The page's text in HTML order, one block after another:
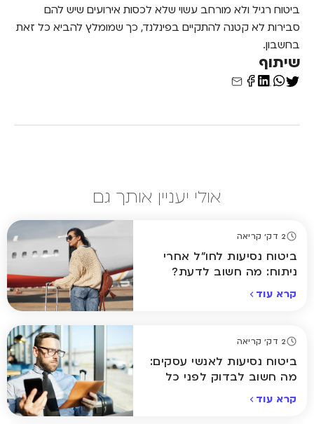
ביטוח רגיל ולא מורחב עשוי שלא לכסות אירועים שיש להם
סבירות לא קטנה להתקיים בפינלנד, כך שמומלץ להביא כל זאת
בחשבון.
שיתוף
אולי יעניין אותך גם
2 דק' קריאה
ביטוח נסיעות לחו"ל אחרי
ניתוח: מה חשוב לדעת?
קרא עוד
2 דק' קריאה
ביטוח נסיעות לאנשי עסקים:
מה חשוב לבדוק לפני כל
קרא עוד